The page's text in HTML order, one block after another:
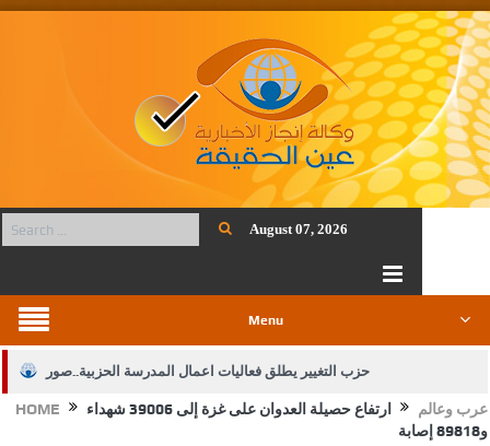
August 07, 2026
Menu
حزب التغيير يطلق فعاليات اعمال المدرسة الحزبية..صور
الجيش يفتح باب التجنيد لحملة البكالوريوس في الحقوق والقانونHOME عرب وعالم
ارتفاع حصيلة العدوان على غزة إلى 39006 شهداء
و89818 إصابة